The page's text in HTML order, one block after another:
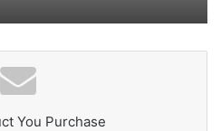
You Purchase